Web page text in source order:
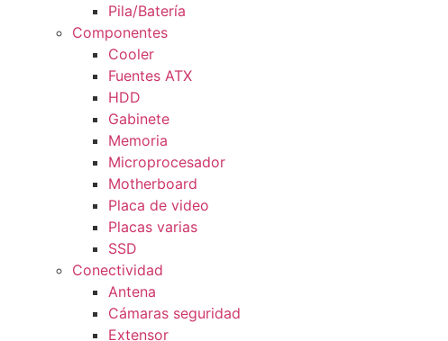
Pila/Batería
Componentes
Cooler
Fuentes ATX
HDD
Gabinete
Memoria
Microprocesador
Motherboard
Placa de video
Placas varias
SSD
Conectividad
Antena
Cámaras seguridad
Extensor